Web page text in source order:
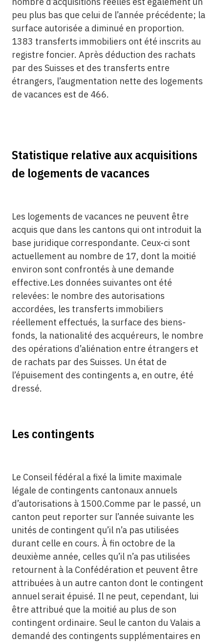
peu plus bas que celui de l’année précédente; la
surface autorisée a diminué en proportion.
1383 transferts immobiliers ont été inscrits au
registre foncier. Après déduction des rachats
par des Suisses et des transferts entre
étrangers, l’augmentation nette des logements
de vacances est de 466.
Statistique relative aux acquisitions
de logements de vacances
Les logements de vacances ne peuvent être
acquis que dans les cantons qui ont introduit la
base juridique correspondante. Ceux-ci sont
actuellement au nombre de 17, dont la moitié
environ sont confrontés à une demande
effective.Les données suivantes ont été
relevées: le nombre des autorisations
accordées, les transferts immobiliers
réellement effectués, la surface des biens-
fonds, la nationalité des acquéreurs, le nombre
des opérations d’aliénation entre étrangers et
de rachats par des Suisses. Un état de
l’épuisement des contingents a, en outre, été
dressé.
Les contingents
Le Conseil fédéral a fixé la limite maximale
légale de contingents cantonaux annuels
d’autorisations à 1500.Comme par le passé, un
canton peut reporter sur l’année suivante les
unités de contingent qu’il n’a pas utilisées
durant celle en cours. À fin octobre de la
deuxième année, celles qu’il n’a pas utilisées
retournent à la Confédération et peuvent être
attribuées à un autre canton dont le contingent
annuel serait épuisé. Il ne peut, cependant, lui
être attribué que la moitié au plus de son
contingent ordinaire. Seul le canton du Valais a
demandé des contingents supplémentaires en